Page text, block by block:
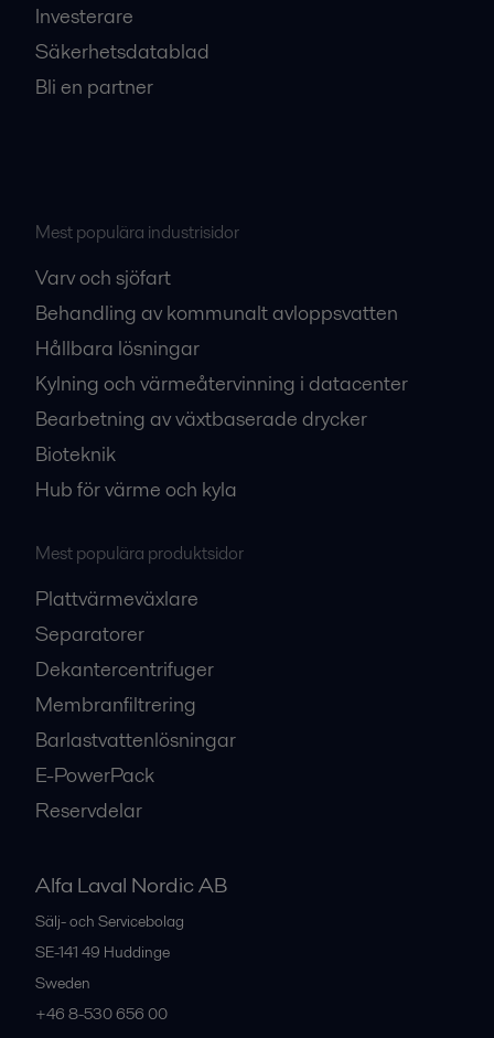
Investerare
Säkerhetsdatablad
Bli en partner
Mest populära industrisidor
Varv och sjöfart
Behandling av kommunalt avloppsvatten
Hållbara lösningar
Kylning och värmeåtervinning i datacenter
Bearbetning av växtbaserade drycker
Bioteknik
Hub för värme och kyla
Mest populära produktsidor
Plattvärmeväxlare
Separatorer
Dekantercentrifuger
Membranfiltrering
Barlastvattenlösningar
E-PowerPack
Reservdelar
Alfa Laval Nordic AB
Sälj- och Servicebolag
SE-141 49 Huddinge
Sweden
+46 8-530 656 00